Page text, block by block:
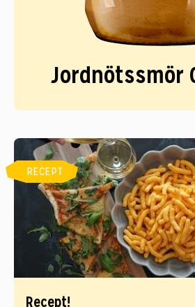
Jordnötssmör
RECEPT
Recept!